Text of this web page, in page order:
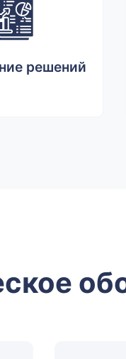
решений